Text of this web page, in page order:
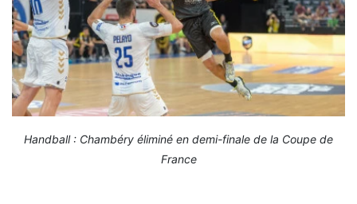
Handball : Chambéry éliminé en demi-finale de la Coupe de
France